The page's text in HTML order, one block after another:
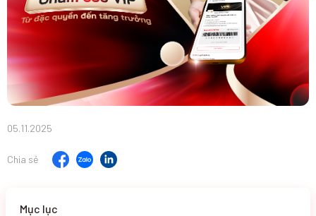
05.11.2025
Chia sẻ
Mục lục